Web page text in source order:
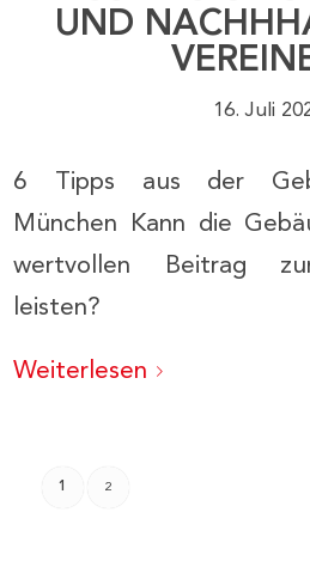
UND
16. Juli
6 Tipps aus der
München Kann die
wertvollen Beitrag
leisten?
Weiterlesen
1 2